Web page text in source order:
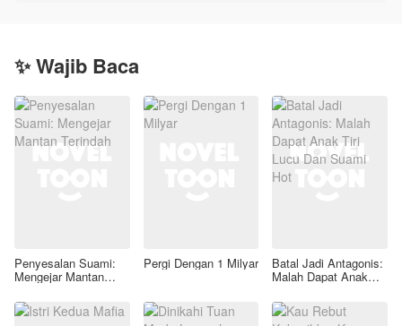
✨ Wajib Baca
Penyesalan Suami:
Mengejar Mantan
Pergi Dengan 1 Milyar Batal Jadi Antagonis:
Malah Dapat Anak
Hot